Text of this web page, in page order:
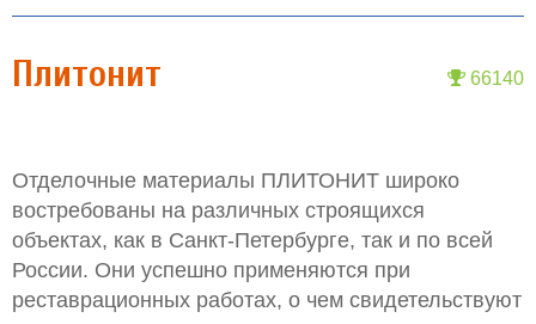
66140
Плитонит
Отделочные материалы ПЛИТОНИТ широко
востребованы на различных строящихся
объектах, как в Санкт-Петербурге, так и по всей
России. Они успешно применяются при
реставрационных работах, о чем свидетельствуют